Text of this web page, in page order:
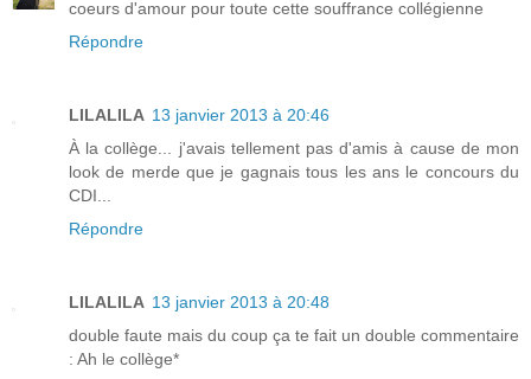
coeurs d'amour pour toute cette souffrance collégienne
Répondre
LILALILA 13 janvier 2013 à 20:46
À la collège... j'avais tellement pas d'amis à cause de mon
look de merde que je gagnais tous les ans le concours du
CDI...
Répondre
LILALILA 13 janvier 2013 à 20:48
double faute mais du coup ça te fait un double commentaire
: Ah le collège*